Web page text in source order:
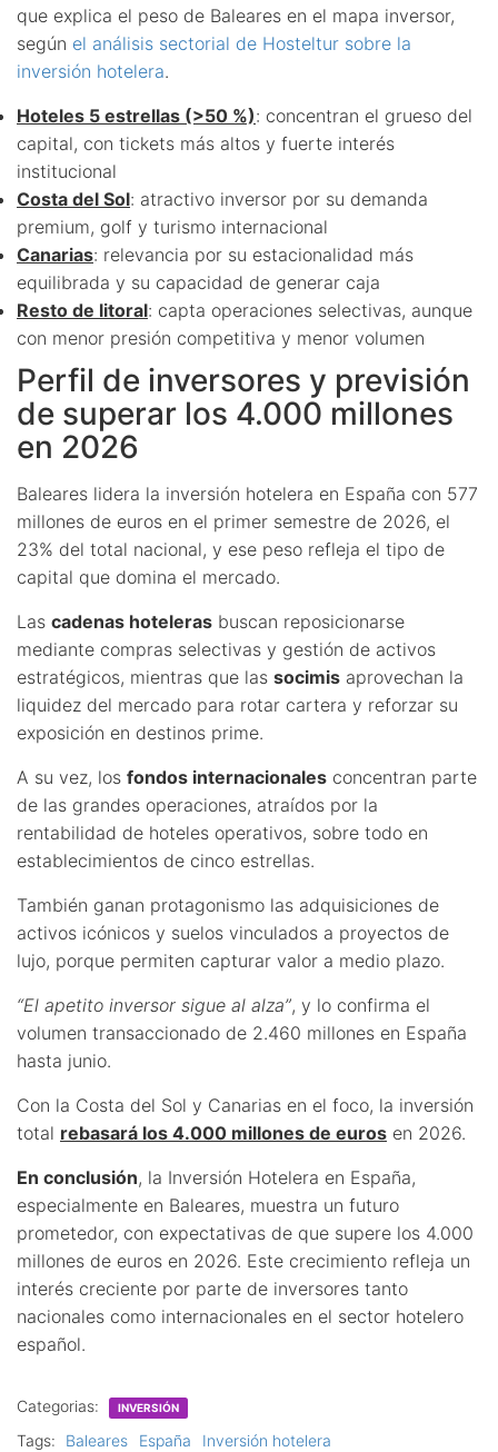
que explica el peso de Baleares en el mapa inversor,
según el análisis sectorial de Hosteltur sobre la
inversión hotelera.
Hoteles 5 estrellas (>50 %): concentran el grueso del
capital, con tickets más altos y fuerte interés
institucional
Costa del Sol: atractivo inversor por su demanda
premium, golf y turismo internacional
Canarias: relevancia por su estacionalidad más
equilibrada y su capacidad de generar caja
Resto de litoral: capta operaciones selectivas, aunque
con menor presión competitiva y menor volumen
Perfil de inversores y previsión
de superar los 4.000 millones
en 2026
Baleares lidera la inversión hotelera en España con 577
millones de euros en el primer semestre de 2026, el
23% del total nacional, y ese peso refleja el tipo de
capital que domina el mercado.
Las cadenas hoteleras buscan reposicionarse
mediante compras selectivas y gestión de activos
estratégicos, mientras que las socimis aprovechan la
liquidez del mercado para rotar cartera y reforzar su
exposición en destinos prime.
A su vez, los fondos internacionales concentran parte
de las grandes operaciones, atraídos por la
rentabilidad de hoteles operativos, sobre todo en
establecimientos de cinco estrellas.
También ganan protagonismo las adquisiciones de
activos icónicos y suelos vinculados a proyectos de
lujo, porque permiten capturar valor a medio plazo.
“El apetito inversor sigue al alza”, y lo confirma el
volumen transaccionado de 2.460 millones en España
hasta junio.
Con la Costa del Sol y Canarias en el foco, la inversión
total rebasará los 4.000 millones de euros en 2026.
En conclusión, la Inversión Hotelera en España,
especialmente en Baleares, muestra un futuro
prometedor, con expectativas de que supere los 4.000
millones de euros en 2026. Este crecimiento refleja un
interés creciente por parte de inversores tanto
nacionales como internacionales en el sector hotelero
español.
Categorias: INVERSIÓN
Tags: Baleares España Inversión hotelera